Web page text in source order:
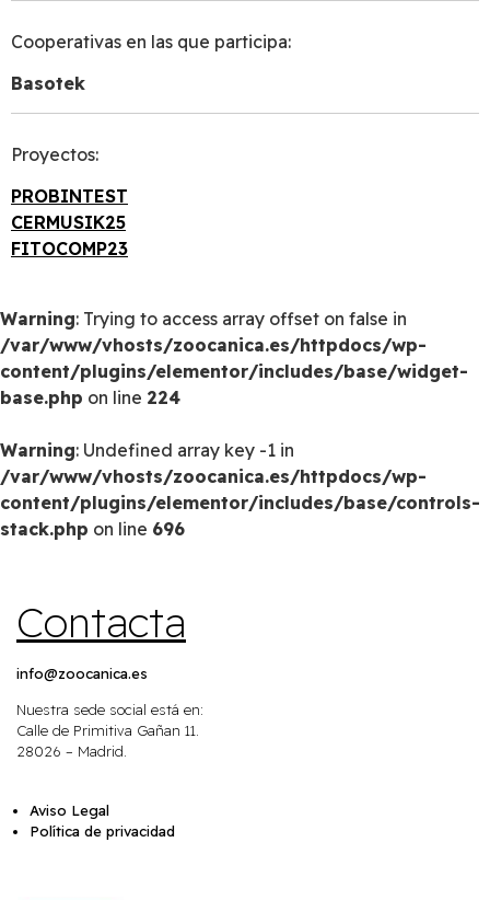
Cooperativas en las que participa:
Basotek
Proyectos:
PROBINTEST
CERMUSIK25
FITOCOMP23
Warning: Trying to access array offset on false in
/var/www/vhosts/zoocanica.es/httpdocs/wp-
content/plugins/elementor/includes/base/widget-
base.php on line 224
Warning: Undefined array key -1 in
/var/www/vhosts/zoocanica.es/httpdocs/wp-
content/plugins/elementor/includes/base/controls-
stack.php on line 696
Contacta
info@zoocanica.es
Nuestra sede social está en:
Calle de Primitiva Gañan 11.
28026 – Madrid.
Aviso Legal
Política de privacidad